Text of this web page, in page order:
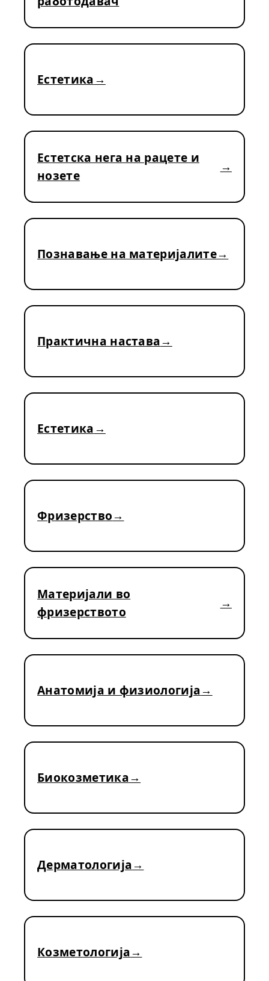
Естетика
Естетска нега на рацете и
нозете
Познавање на материјалите
Практична настава
Естетика
Фризерство
Материјали во
фризерството
Анатомија и физиологија
Биокозметика
Дерматологија
Козметологија